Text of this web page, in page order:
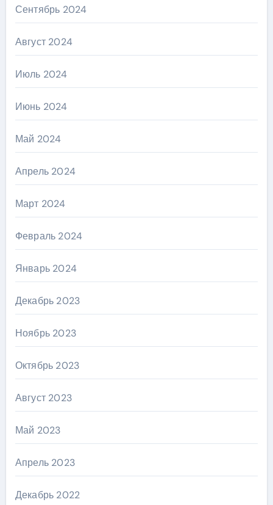
Сентябрь 2024
Август 2024
Июль 2024
Июнь 2024
Май 2024
Апрель 2024
Март 2024
Февраль 2024
Январь 2024
Декабрь 2023
Ноябрь 2023
Октябрь 2023
Август 2023
Май 2023
Апрель 2023
Декабрь 2022